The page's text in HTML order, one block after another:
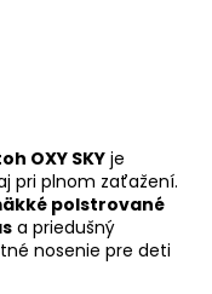
OXY SKY je
pri plnom zaťažení.
polstrované
a priedušný
nosenie pre deti